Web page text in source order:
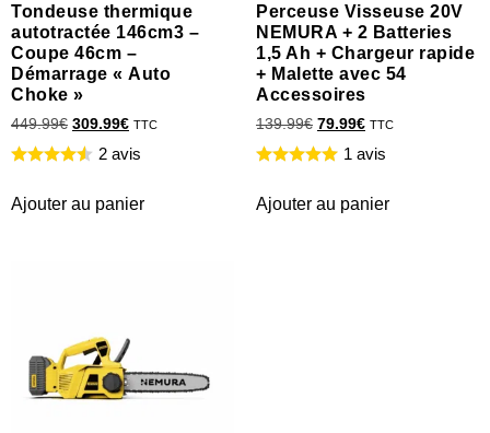
Tondeuse thermique
autotractée 146cm3 –
Coupe 46cm –
Démarrage « Auto
Choke »
449.99€ 309.99€ TTC
2 avis
Ajouter au panier
Perceuse Visseuse 20V
NEMURA + 2 Batteries
1,5 Ah + Chargeur rapide
+ Malette avec 54
Accessoires
139.99€ 79.99€ TTC
1 avis
Ajouter au panier